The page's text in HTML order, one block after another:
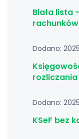
Biała lista
Dodano:
Dodano:
KSeF bez